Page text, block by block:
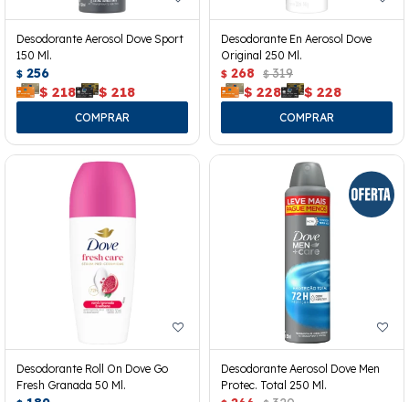
Desodorante Aerosol Dove Sport
150 Ml.
$ 256
$ 218 $ 218
Desodorante En Aerosol Dove
Original 250 Ml.
$ 268 $ 319
$ 228 $ 228
Desodorante Roll On Dove Go
Fresh Granada 50 Ml.
Desodorante Aerosol Dove Men
Protec. Total 250 Ml.